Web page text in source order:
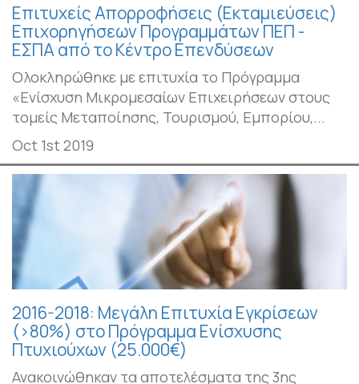
Επιτυχείς Απορροφήσεις (Εκταμιεύσεις)
Επιχορηγήσεων Προγραμμάτων ΠΕΠ -
ΕΣΠΑ από το Κέντρο Επενδύσεων
Ολοκληρώθηκε με επιτυχία το Πρόγραμμα
«Ενίσχυση Μικρομεσαίων Επιχειρήσεων στους
τομείς Μεταποίησης, Τουρισμού, Εμπορίου,...
Oct 1st 2019
2016-2018: Μεγάλη Επιτυχία Εγκρίσεων
(>80%) στο Πρόγραμμα Ενίσχυσης
Πτυχιούχων (25.000€)
Ανακοινώθηκαν τα αποτελέσματα της 3ης